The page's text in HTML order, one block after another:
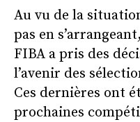
Au vu de la
pas en
FIBA a pris des
l’avenir des
Ces dernières ont
prochaines